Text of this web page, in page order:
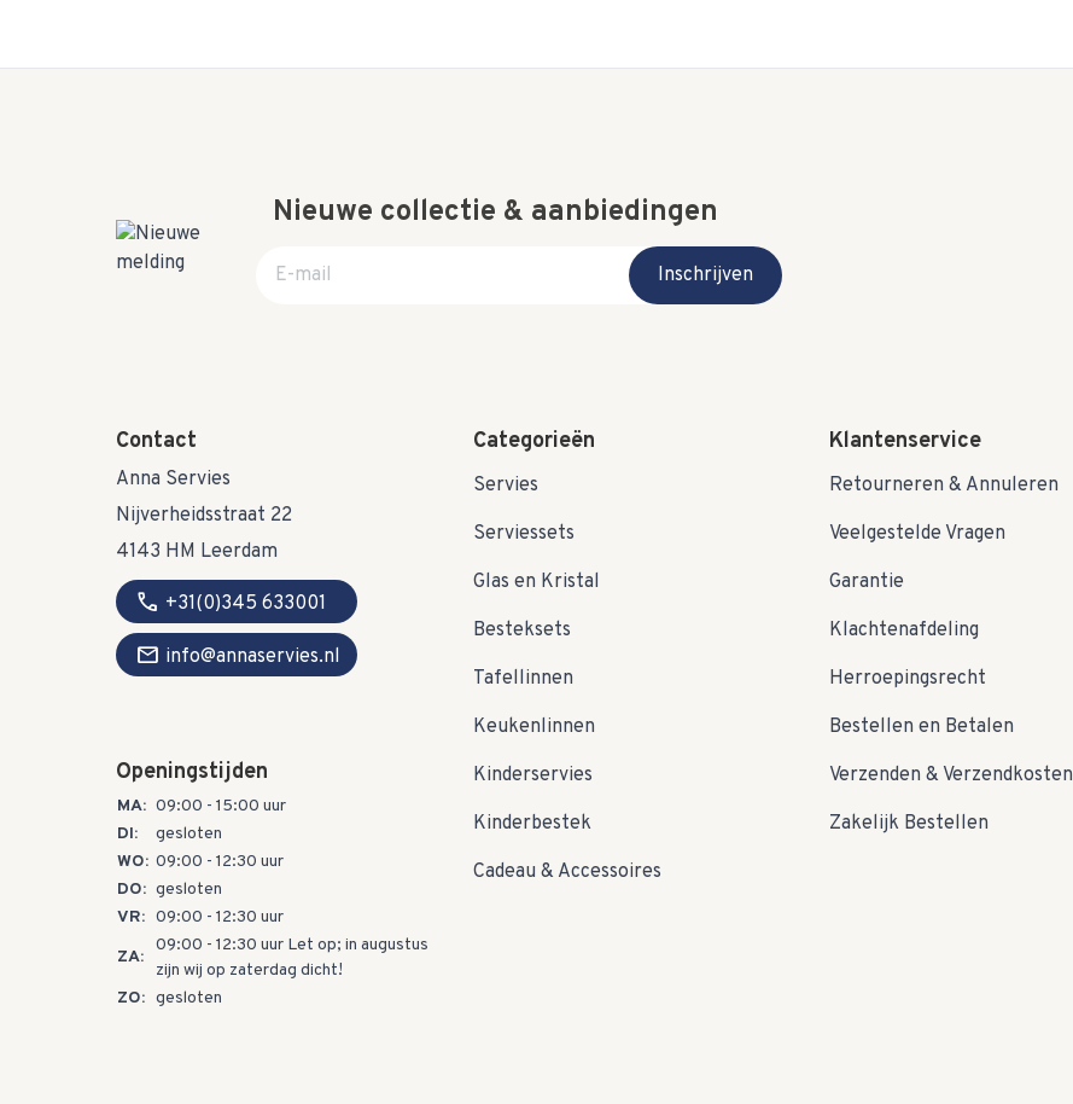
Nieuwe collectie & aanbiedingen
E-mail adres
Inschrijven
Contact
Anna Servies
Nijverheidsstraat 22
4143 HM Leerdam
call +31(0)345 633001
mail info@annaservies.nl
Openingstijden
MA: 09:00 - 15:00 uur
DI:
gesloten
WO: 09:00 - 12:30 uur
DO: gesloten
VR: 09:00 - 12:30 uur
ZA:
09:00 - 12:30 uur Let op; in augustus
zijn wij op zaterdag dicht!
ZO: gesloten
Categorieën
Servies
Serviessets
Glas en Kristal
Besteksets
Tafellinnen
Keukenlinnen
Kinderservies
Kinderbestek
Cadeau & Accessoires
Klantenservice
Retourneren & Annuleren
Veelgestelde Vragen
Garantie
Klachtenafdeling
Herroepingsrecht
Bestellen en Betalen
Verzenden & Verzendkosten
Zakelijk Bestellen